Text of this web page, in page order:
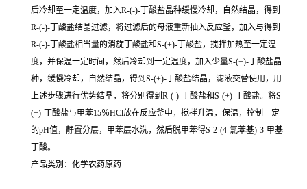
后冷却至一定温度，加入R-(-)-丁酸盐晶种缓慢冷却，自然结晶，得到
R-(-)-丁酸盐结晶过滤，将过滤后的母液重新抽入反应釜，加入与得到
R-(-)-丁酸盐相当量的消旋丁酸盐和S-(+)-丁酸盐，搅拌加热至一定温
度，并保温一定时间，然后冷却到一定温度，加入少量S-(+)-丁酸盐晶
种，缓慢冷却，自然结晶，得到S-(+)-丁酸盐结晶，滤液交替使用，用
上述步骤进行优势结晶，将分别得到R-(-)-丁酸盐和S-(+)-丁酸盐。将S-
(+)-丁酸盐与甲苯15％HCl放在反应釜中，搅拌升温，保温，控制一定
的pH值，静置分层，甲苯层水洗，然后脱甲苯得S-2-(4-氯苯基)-3-甲基
丁酸。
产品类别：化学农药原药